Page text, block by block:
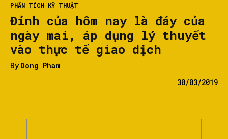
PHÂN TÍCH KỸ THUẬT
Đỉnh của hôm nay là đáy của
ngày mai, áp dụng lý thuyết
vào thực tế giao dịch
By Dong Pham
30/03/2019